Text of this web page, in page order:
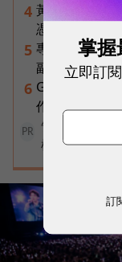
4 黃仁勳兆元宴
憑什麼讓台達
5 專訪｜進貨沒
副總揭比拚速
6 Gemini Spark
作流程，3個
PR
告別極速迷
標準
掌握
立即訂
訂